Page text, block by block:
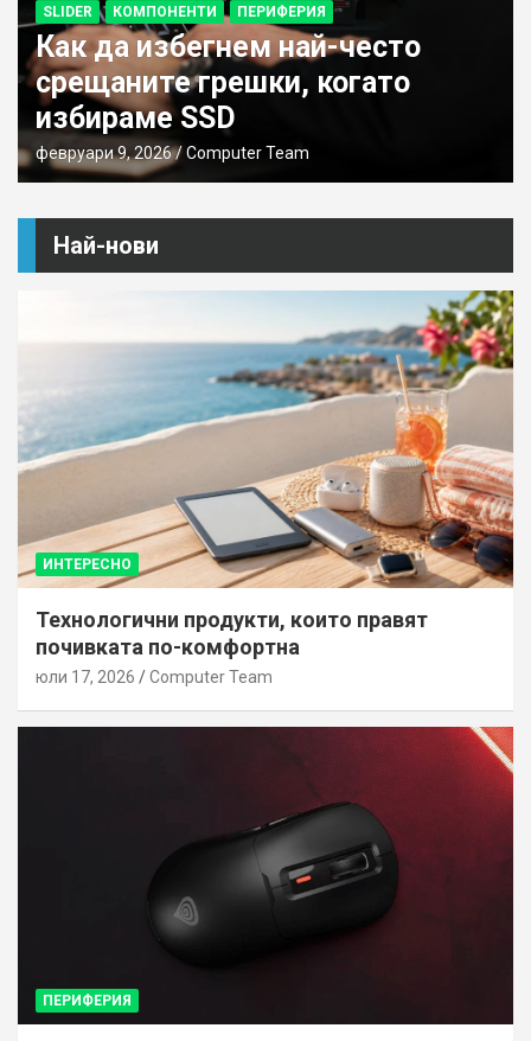
SLIDER КОМПОНЕНТИ ПЕРИФЕРИЯ
Как да избегнем най-често
срещаните грешки, когато
избираме SSD
февруари 9, 2026 Computer Team
Най-нови
ИНТЕРЕСНО
Технологични продукти, които правят
почивката по-комфортна
юли 17, 2026 Computer Team
ПЕРИФЕРИЯ